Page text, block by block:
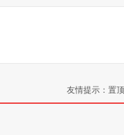
友情提示：置